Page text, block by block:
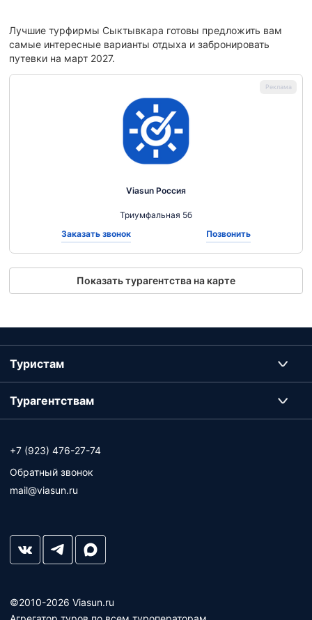
Лучшие турфирмы Сыктывкара готовы предложить вам
самые интересные варианты отдыха и забронировать
путевки на март 2027.
Viasun Россия
Триумфальная 5б
Заказать звонок
Позвонить
Показать турагентства на карте
©2010-2026 Viasun.ru
Туристам
Турагентствам
+7 (923) 476-27-74
Обратный звонок
mail@viasun.ru